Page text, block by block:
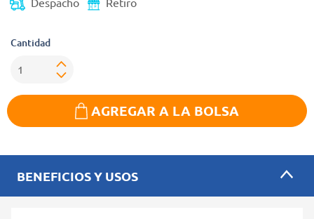
Cantidad
AGREGAR A LA BOLSA
BENEFICIOS Y USOS